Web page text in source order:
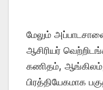
மேலும்
ஆசிரியர்
கணிதம்,
பிரத்தியேகமாக